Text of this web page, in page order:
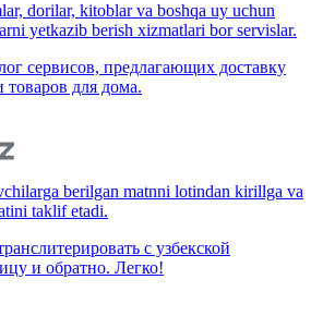
dorilar, kitoblar va boshqa uy uchun
yetkazib berish xizmatlari bor servislar.
сервисов, предлагающих доставку
товаров для дома.
berilgan matnni lotindan kirillga va
taklif etadi.
с узбекской
и обратно. Легко!